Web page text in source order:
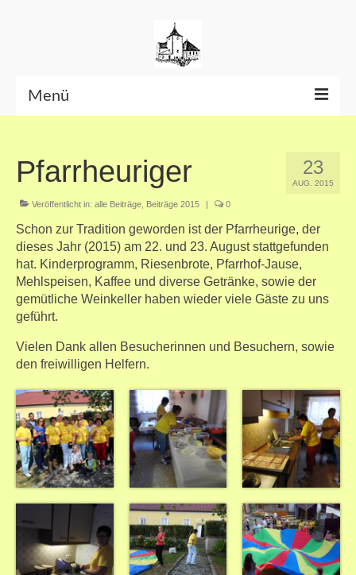
Menü
Datenschutzerklärung 23
AUG. 2015
Pfarrheuriger
Veröffentlicht in: alle Beiträge Beiträge 2015 | 0
Schon zur Tradition geworden ist der Pfarrheurige, der
dieses Jahr (2015) am 22. und 23. August stattgefunden
hat. Kinderprogramm, Riesenbrote, Pfarrhof-Jause,
Mehlspeisen, Kaffee und diverse Getränke, sowie der
gemütliche Weinkeller haben wieder viele Gäste zu uns
geführt.
Vielen Dank allen Besucherinnen und Besuchern, sowie
den freiwilligen Helfern.